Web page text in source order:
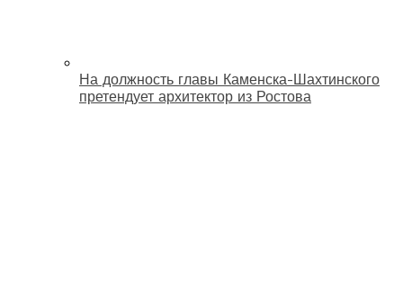
На должность главы Каменска-Шахтинского
претендует архитектор из Ростова